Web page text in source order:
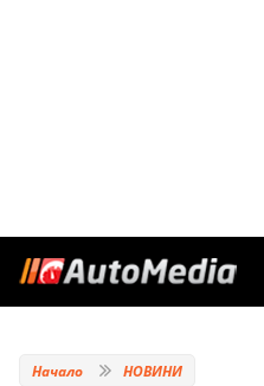
Начало НОВИНИ